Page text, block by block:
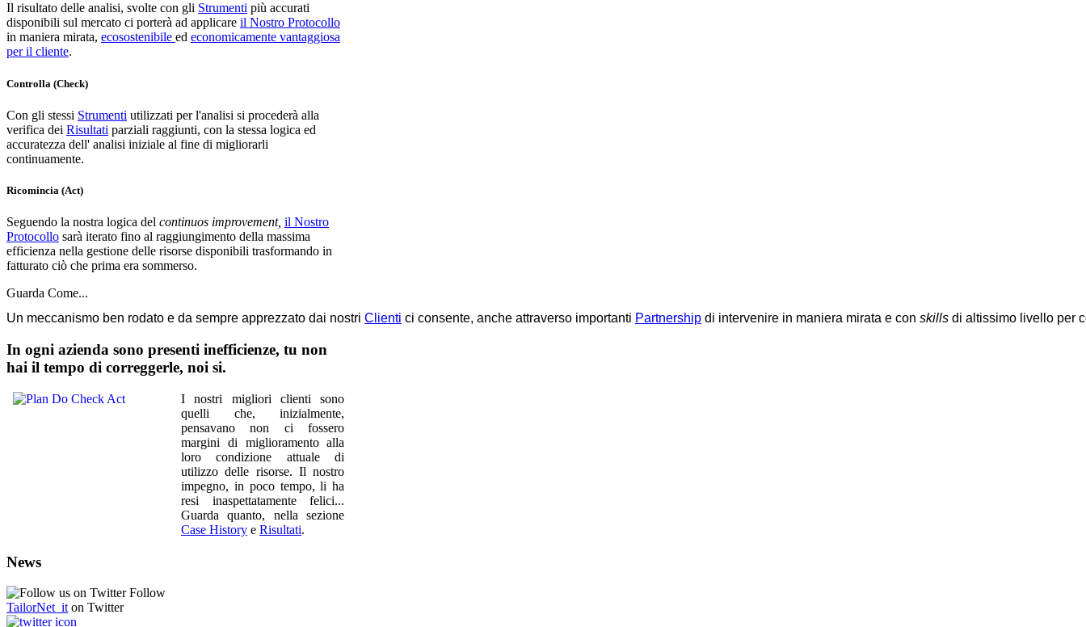
Il risultato delle analisi, svolte con gli Strumenti più accurati
disponibili sul mercato ci porterà ad applicare il Nostro Protocollo
in maniera mirata, ecosostenibile ed economicamente vantaggiosa
per il cliente.
Controlla (Check)
Con gli stessi Strumenti utilizzati per l'analisi si procederà alla
verifica dei Risultati parziali raggiunti, con la stessa logica ed
accuratezza dell' analisi iniziale al fine di migliorarli
continuamente.
Ricomincia (Act)
Seguendo la nostra logica del continuos improvement, il Nostro
Protocollo sarà iterato fino al raggiungimento della massima
efficienza nella gestione delle risorse disponibili trasformando in
fatturato ciò che prima era sommerso.
Guarda Come...
Un meccanismo ben rodato e da sempre apprezzato dai nostri Clienti ci consente, anche attraverso importanti Partnership di intervenire in maniera mirata e con skills di altissimo livello per
In ogni azienda sono presenti inefficienze, tu non
hai il tempo di correggerle, noi si.
I nostri migliori clienti sono
quelli che, inizialmente,
pensavano non ci fossero
margini di miglioramento alla
loro condizione attuale di
utilizzo delle risorse. Il nostro
impegno, in poco tempo, li ha
resi inaspettatamente felici...
Guarda quanto, nella sezione
Case History e Risultati.
News
Follow
TailorNet_it on Twitter